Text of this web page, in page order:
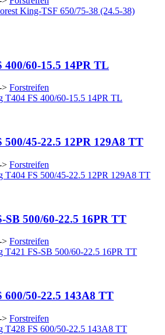
400/60-15.5 14PR TL
> Forstreifen
500/45-22.5 12PR 129A8 TT
> Forstreifen
SB 500/60-22.5 16PR TT
> Forstreifen
600/50-22.5 143A8 TT
> Forstreifen